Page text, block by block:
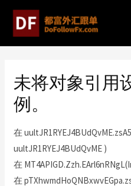
未将对象引用
例。
在
uultJR1RYEJ4BUdQvME )
在
在